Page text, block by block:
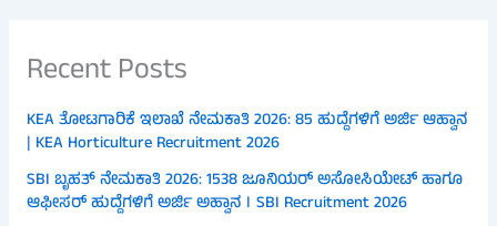
Recent Posts
KEA ತೋಟಗಾರಿಕೆ ಇಲಾಖೆ ನೇಮಕಾತಿ 2026: 85 ಹುದ್ದೆಗಳಿಗೆ ಅರ್ಜಿ ಆಹ್ವಾನ
| KEA Horticulture Recruitment 2026
SBI ಬೃಹತ್ ನೇಮಕಾತಿ 2026: 1538 ಜೂನಿಯರ್ ಅಸೋಸಿಯೇಟ್ ಹಾಗೂ
ಆಫೀಸರ್ ಹುದ್ದೆಗಳಿಗೆ ಅರ್ಜಿ ಅಹ್ವಾನ । SBI Recruitment 2026